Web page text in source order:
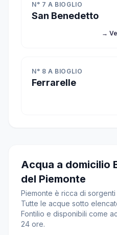
N° 7 A BIOGLIO
San Benedetto
→
N° 8 A BIOGLIO
Ferrarelle
Acqua a domicilio
del Piemonte
Piemonte è ricca di
Tutte le acque sotto
Fontilio e disponibili come
24 ore.